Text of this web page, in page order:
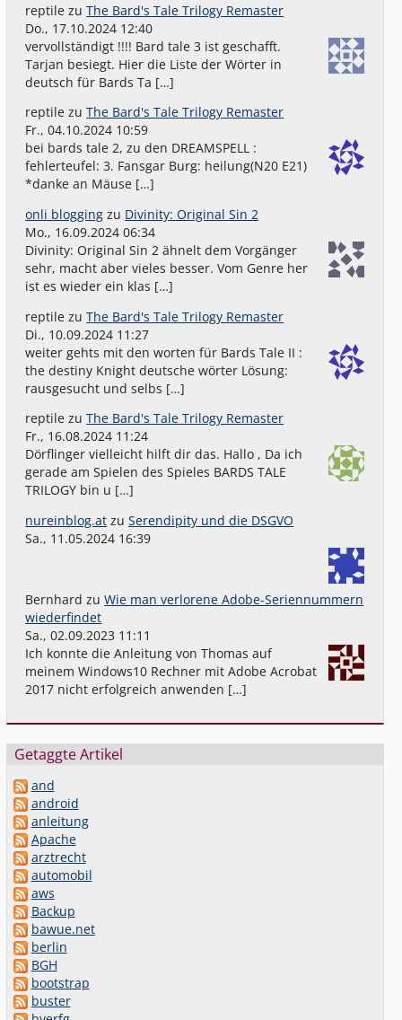
reptile zuThe Bard's Tale Trilogy Remaster
Do., 17.10.2024 12:40
vervollständigt !!!! Bard tale 3 ist geschafft.
Tarjan besiegt. Hier die Liste der Wörter in
deutsch für Bards Ta […]
reptile zuThe Bard's Tale Trilogy Remaster
Fr., 04.10.2024 10:59
bei bards tale 2, zu den DREAMSPELL :
fehlerteufel: 3. Fansgar Burg: heilung(N20 E21)
*danke an Mäuse […]
onli blogging zu Divinity: Original Sin 2
Mo., 16.09.2024 06:34
Divinity: Original Sin 2 ähnelt dem Vorgänger
sehr, macht aber vieles besser. Vom Genre her
ist es wieder ein klas […]
reptile zuThe Bard's Tale Trilogy Remaster
Di., 10.09.2024 11:27
weiter gehts mit den worten für Bards Tale II :
the destiny Knight deutsche wörter Lösung:
rausgesucht und selbs […]
reptile zuThe Bard's Tale Trilogy Remaster
Fr., 16.08.2024 11:24
Dörflinger vielleicht hilft dir das. Hallo , Da ich
gerade am Spielen des Spieles BARDS TALE
TRILOGY bin u […]
nureinblog.at zuSerendipity und die DSGVO
Sa., 11.05.2024 16:39
Bernhard zuWie man verlorene Adobe-Seriennummern
wiederfindet
Sa., 02.09.2023 11:11
Ich konnte die Anleitung von Thomas auf
meinem Windows10 Rechner mit Adobe Acrobat
2017 nicht erfolgreich anwenden […]
Getaggte Artikel
and
android
anleitung
Apache
arztrecht
automobil
aws
Backup
bawue.net
berlin
BGH
bootstrap
buster